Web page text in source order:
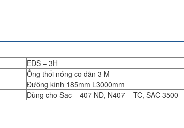
EDS – 3H
Ống thổi nóng co dãn 3 M
Đường kính 185mm L3000mm
Dùng cho Sac – 407 ND, N407 – TC, SAC 3500